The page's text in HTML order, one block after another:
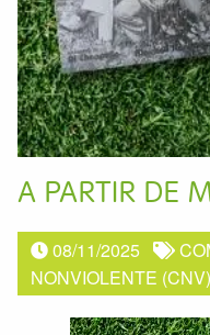
A PARTIR DE
08/11/2025
NONVIOLENTE (CNV)